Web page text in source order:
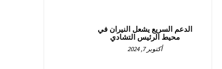
الدعم السريع يشعل النيران في
محيط الرئيس التشادي
أكتوبر 7, 2024